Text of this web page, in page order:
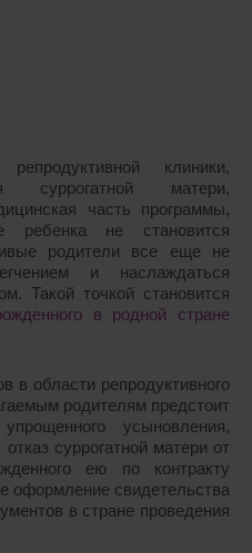
клиники,
суррогатной матери,
часть программы,
ребенка не становится
родители все еще не
и наслаждаться
Такой точкой становится
в родной стране
в области репродуктивного
родителям предстоит
усыновления,
суррогатной матери от
ею по контракту
оформление свидетельства
в стране проведения